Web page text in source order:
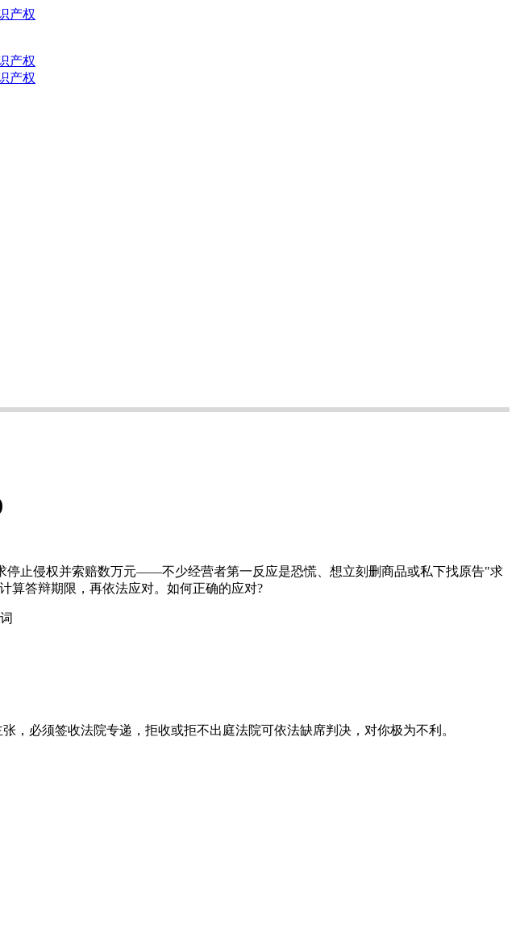
停止侵权并索赔数万元——不少经营者第一反应是恐慌、想立刻删商品或私下找原告"求
算答辩期限，再依法应对。如何正确的应对?
，必须签收法院专递，拒收或拒不出庭法院可依法缺席判决，对你极为不利。